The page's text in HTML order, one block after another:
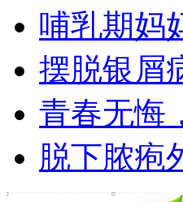
哺乳期妈
摆脱银屑
青春无悔
脱下脓疱